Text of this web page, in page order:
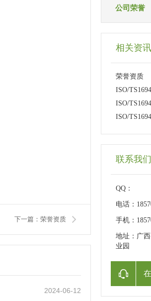
下一篇：荣誉资质
2024-06-12
公司荣誉
相关资讯
荣誉资质
ISO/
ISO/
ISO/
联系我们
QQ：
电话：
手机：
地址：广
业园